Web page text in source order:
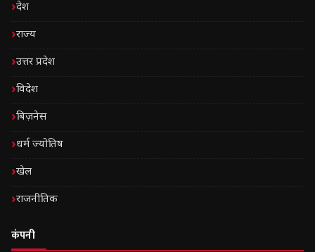
देश
राज्य
उत्तर प्रदेश
विदेश
बिज़नेस
धर्म ज्योतिष
खेल
राजनीतिक
कंपनी